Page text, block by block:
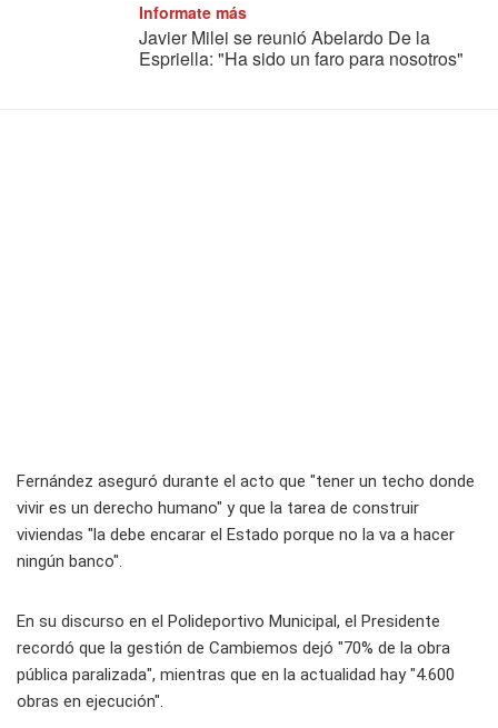
Informate más
Javier Milei se reunió Abelardo De la
Espriella: "Ha sido un faro para nosotros"
Fernández aseguró durante el acto que "tener un techo donde
vivir es un derecho humano" y que la tarea de construir
viviendas "la debe encarar el Estado porque no la va a hacer
ningún banco".
En su discurso en el Polideportivo Municipal, el Presidente
recordó que la gestión de Cambiemos dejó "70% de la obra
pública paralizada", mientras que en la actualidad hay "4.600
obras en ejecución".